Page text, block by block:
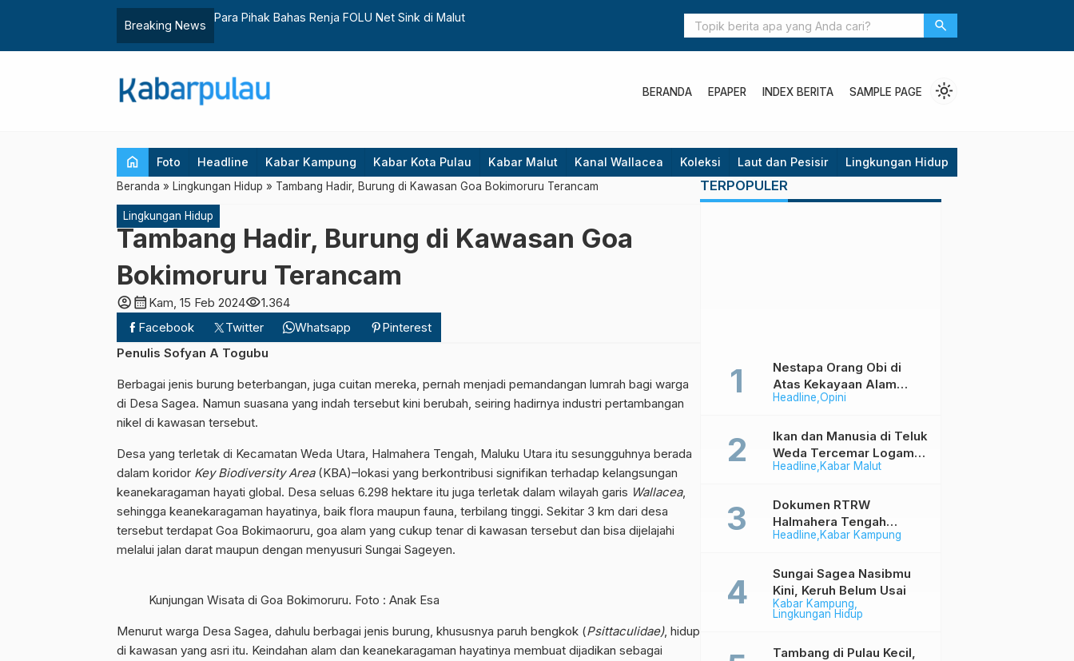
Breaking News
Pelaksanaan Perhutanan Sosial Masih Bermasalah search
BERANDA EPAPER INDEX BERITA SAMPLE PAGE light_mode
home Foto Headline Kabar Kampung Kabar Kota Pulau Kabar Malut Kanal Wallacea Koleksi Laut dan Pesisir Lingkungan Hidup
Beranda » Lingkungan Hidup » Tambang Hadir, Burung di Kawasan Goa Bokimoruru Terancam
Lingkungan Hidup
Tambang Hadir, Burung di Kawasan Goa
Bokimoruru Terancam
account_circlecalendar_month Kam, 15 Feb 2024visibility1.364
Facebook
Twitter Whatsapp
Pinterest
Penulis Sofyan A Togubu
Berbagai jenis burung beterbangan, juga cuitan mereka, pernah menjadi pemandangan lumrah bagi warga
di Desa Sagea. Namun suasana yang indah tersebut kini berubah, seiring hadirnya industri pertambangan
nikel di kawasan tersebut.
Desa yang terletak di Kecamatan Weda Utara, Halmahera Tengah, Maluku Utara itu sesungguhnya berada
dalam koridor Key Biodiversity Area (KBA)–lokasi yang berkontribusi signifikan terhadap kelangsungan
keanekaragaman hayati global. Desa seluas 6.298 hektare itu juga terletak dalam wilayah garis Wallacea,
sehingga keanekaragaman hayatinya, baik flora maupun fauna, terbilang tinggi. Sekitar 3 km dari desa
tersebut terdapat Goa Bokimaoruru, goa alam yang cukup tenar di kawasan tersebut dan bisa dijelajahi
melalui jalan darat maupun dengan menyusuri Sungai Sageyen.
Kunjungan Wisata di Goa Bokimoruru. Foto : Anak Esa
Menurut warga Desa Sagea, dahulu berbagai jenis burung, khususnya paruh bengkok (Psittaculidae), hidup
di kawasan yang asri itu. Keindahan alam dan keanekaragaman hayatinya membuat dijadikan sebagai
TERPOPULER
Headline Opini
Nestapa Orang Obi di
Atas Kekayaan Alam
Berlimpah
Headline Kabar Malut
Ikan dan Manusia di Teluk
Weda Tercemar Logam
Berbahaya
Headline Kabar Kampung
Dokumen RTRW
Halmahera Tengah
Memihak Industri (1)
Kabar Kampung
Lingkungan Hidup
Sungai Sagea Nasibmu
Kini, Keruh Belum Usai
Tambang di Pulau Kecil,